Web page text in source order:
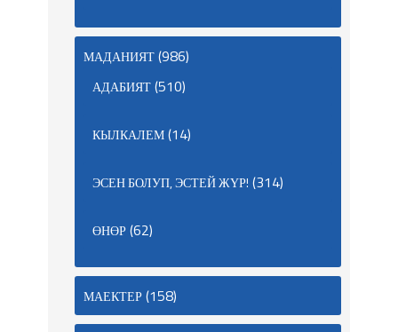
МАДАНИЯТ(986)
АДАБИЯТ(510)
КЫЛКАЛЕМ(14)
ЭСЕН БОЛУП, ЭСТЕЙ ЖҮР! (314)
ӨНӨР(62)
МАЕКТЕР(158)